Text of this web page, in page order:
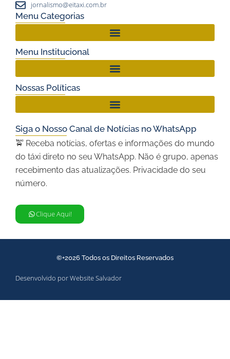
jornalismo@eitaxi.com.br
Menu Categorias
Menu Institucional
Nossas Políticas
Siga o Nosso Canal de Notícias no WhatsApp
🚖 Receba notícias, ofertas e informações do mundo
do táxi direto no seu WhatsApp. Não é grupo, apenas
recebimento das atualizações. Privacidade do seu
número.
Clique Aqui!
©+2026 Todos os Direitos Reservados
Desenvolvido por Website Salvador